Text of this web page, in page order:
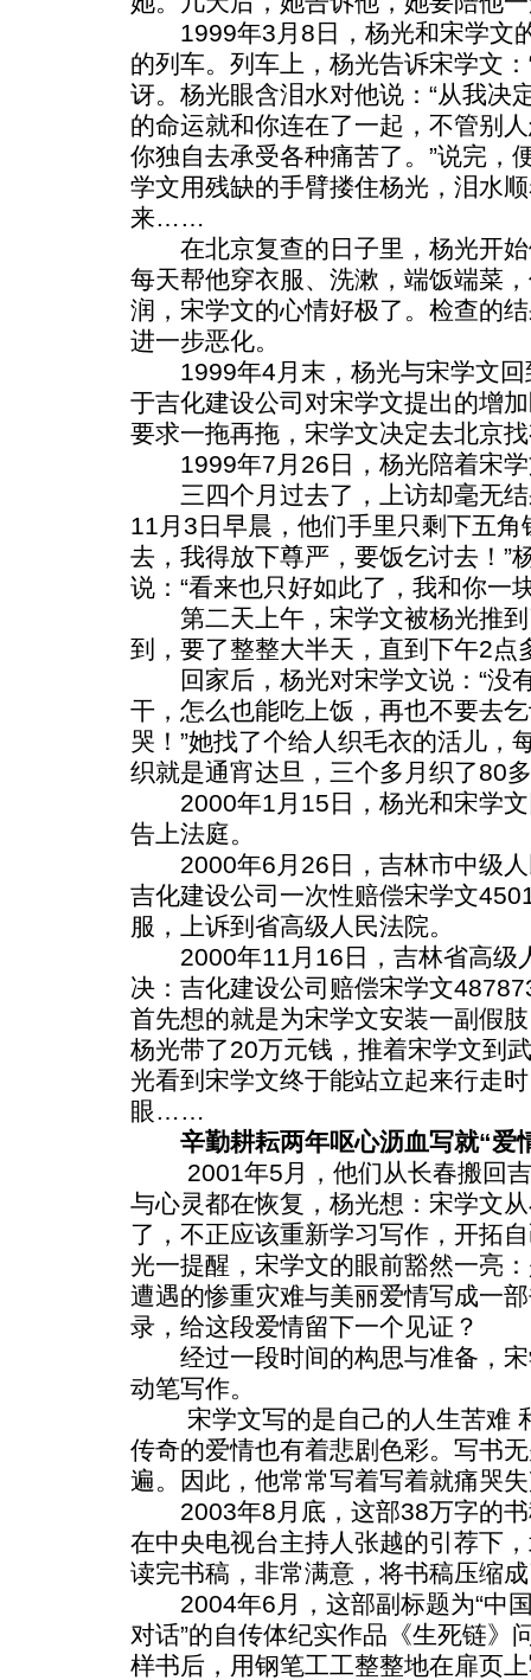
1999年3月8日，杨光和宋学文
的列车。列车上，杨光告诉宋学文
讶。杨光眼含泪水对他说：“从我决
的命运就和你连在了一起，不管别
你独自去承受各种痛苦了。”说完，
学文用残缺的手臂搂住杨光，泪水
来……
在北京复查的日子里，杨光开始
每天帮他穿衣服、洗漱，端饭端菜
润，宋学文的心情好极了。检查的
进一步恶化。
1999年4月末，杨光与宋学文回
于吉化建设公司对宋学文提出的增
要求一拖再拖，宋学文决定去北京
1999年7月26日，杨光陪着宋学
三四个月过去了，上访却毫无结
11月3日早晨，他们手里只剩下五角
去，我得放下尊严，要饭乞讨去！”
说：“看来也只好如此了，我和你一
第二天上午，宋学文被杨光推到
到，要了整整大半天，直到下午2点
回家后，杨光对宋学文说：“没
干，怎么也能吃上饭，再也不要去
哭！”她找了个给人织毛衣的活儿，
织就是通宵达旦，三个多月织了80
2000年1月15日，杨光和宋学文
告上法庭。
2000年6月26日，吉林市中级人
吉化建设公司一次性赔偿宋学文
服，上诉到省高级人民法院。
2000年11月16日，吉林省高级
决：吉化建设公司赔偿宋学文
首先想的就是为宋学文安装一副假
杨光带了20万元钱，推着宋学文到
光看到宋学文终于能站立起来行走
眼……
辛勤耕耘两年呕心沥血写就“爱
2001年5月，他们从长春搬回吉
与心灵都在恢复，杨光想：宋学文
了，不正应该重新学习写作，开拓
光一提醒，宋学文的眼前豁然一亮
遭遇的惨重灾难与美丽爱情写成一
录，给这段爱情留下一个见证？
经过一段时间的构思与准备，宋
动笔写作。
宋学文写的是自己的人生苦难
传奇的爱情也有着悲剧色彩。写书
遍。因此，他常常写着写着就痛哭
2003年8月底，这部38万字的书
在中央电视台主持人张越的引荐下
读完书稿，非常满意，将书稿压缩
2004年6月，这部副标题为“中国
对话”的自传体纪实作品《生死链》
样书后，用钢笔工工整整地在扉页